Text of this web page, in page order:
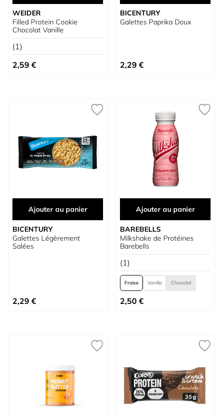
WEIDER
Filled Protein Cookie
Chocolat Vanille
(1)
2,59 €
BICENTURY
Galettes Paprika Doux
2,29 €
Ajouter au panier
BICENTURY
Galettes Légèrement
Salées
2,29 €
Ajouter au panier
BAREBELLS
Milkshake de Protéines
Barebells
(1)
Fraise Chocolat
Vanille
À partir de
2,50 €